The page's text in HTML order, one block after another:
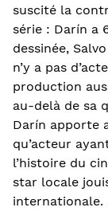
suscité la
série : Darín a
dessinée,
n’y a pas
production
au-delà de sa
Darín apporte
qu’acteur
l’histoire du
star locale
internationale.